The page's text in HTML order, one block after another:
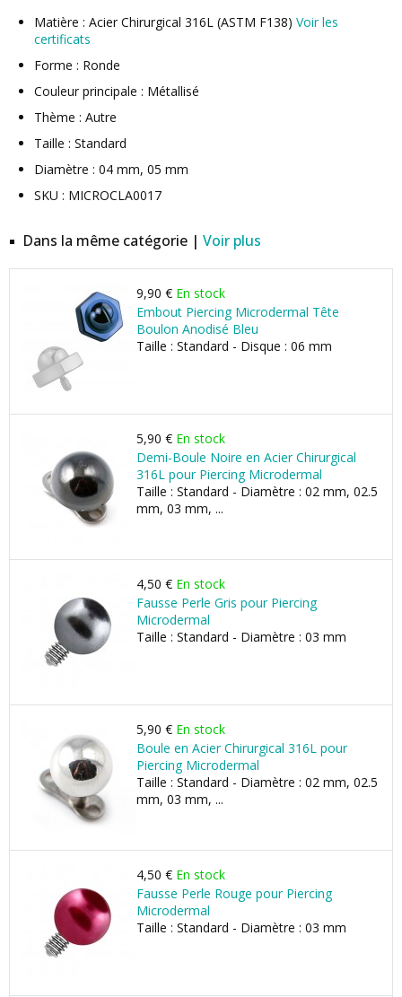
Matière : Acier Chirurgical 316L (ASTM F138) Voir les
certificats
Forme : Ronde
Couleur principale : Métallisé
Thème : Autre
Taille : Standard
Diamètre : 04 mm, 05 mm
SKU : MICROCLA0017
Dans la même catégorie | Voir plus
9,90 € En stock
Embout Piercing Microdermal Tête
Boulon Anodisé Bleu
Taille : Standard - Disque : 06 mm
5,90 € En stock
Demi-Boule Noire en Acier Chirurgical
316L pour Piercing Microdermal
Taille : Standard - Diamètre : 02 mm, 02.5
mm, 03 mm, ...
4,50 € En stock
Fausse Perle Gris pour Piercing
Microdermal
Taille : Standard - Diamètre : 03 mm
5,90 € En stock
Boule en Acier Chirurgical 316L pour
Piercing Microdermal
Taille : Standard - Diamètre : 02 mm, 02.5
mm, 03 mm, ...
4,50 € En stock
Fausse Perle Rouge pour Piercing
Microdermal
Taille : Standard - Diamètre : 03 mm